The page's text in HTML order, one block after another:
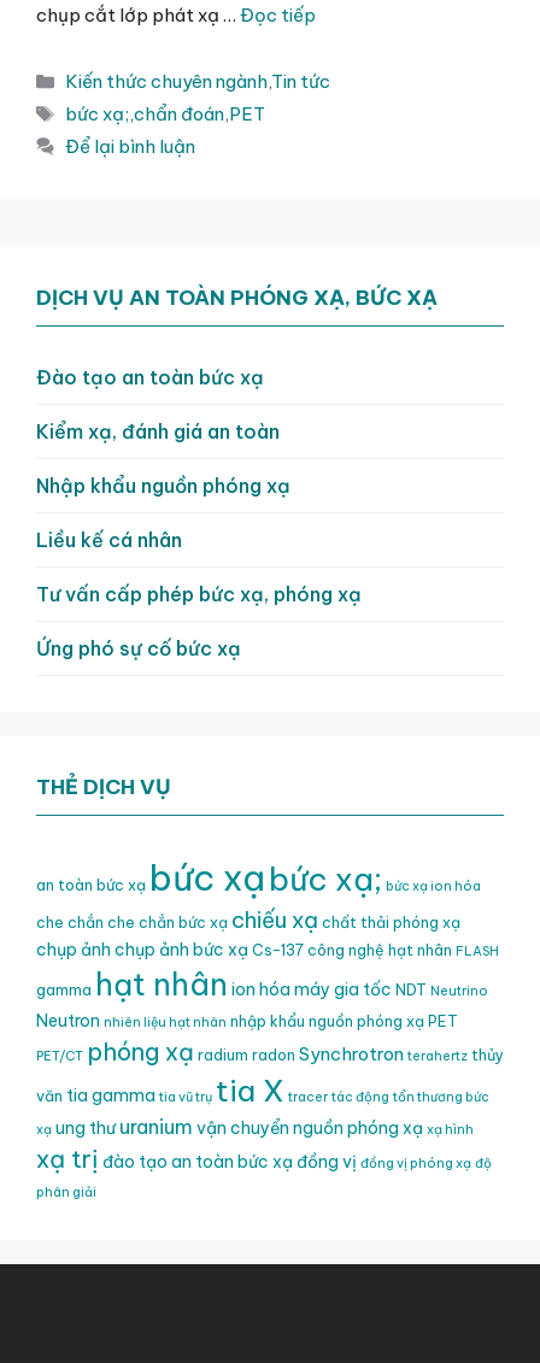
chụp cắt lớp phát xạ … Đọc tiếp
Danh
mục
Kiến thức chuyên ngành,Tin tức
Thẻ
bức xạ;,chẩn đoán,PET
Để lại bình luận
DỊCH VỤ AN TOÀN PHÓNG XẠ, BỨC XẠ
Đào tạo an toàn bức xạ
Kiểm xạ, đánh giá an toàn
Nhập khẩu nguồn phóng xạ
Liều kế cá nhân
Tư vấn cấp phép bức xạ, phóng xạ
Ứng phó sự cố bức xạ
THẺ DỊCH VỤ
an toàn bức xạ bức xạ bức xạ; bức xạ ion hóa
che chắn che chắn bức xạ chiếu xạ chất thải phóng xạ
chụp ảnh chụp ảnh bức xạ Cs-137 công nghệ hạt nhân FLASH
gamma hạt nhân ion hóa máy gia tốc NDT Neutrino
Neutron nhiên liệu hạt nhân nhập khẩu nguồn phóng xạ PET
PET/CT phóng xạ radium radon Synchrotron terahertz thủy
văn tia gamma tia vũ trụ tia X tracer tác động tổn thương bức
xạ ung thư uranium vận chuyển nguồn phóng xạ xạ hình
xạ trị đào tạo an toàn bức xạ đồng vị đồng vị phóng xạ độ
phân giải